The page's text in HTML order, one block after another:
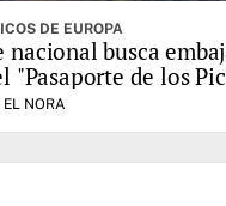
DE EUROPA
nacional busca
"Pasaporte de los
EL NORA